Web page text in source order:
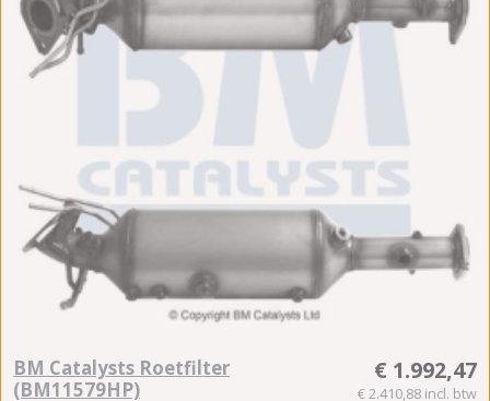
BM Catalysts Roetfilter
(BM11579HP)
€ 1.992,47
€ 2.410,88 incl. btw